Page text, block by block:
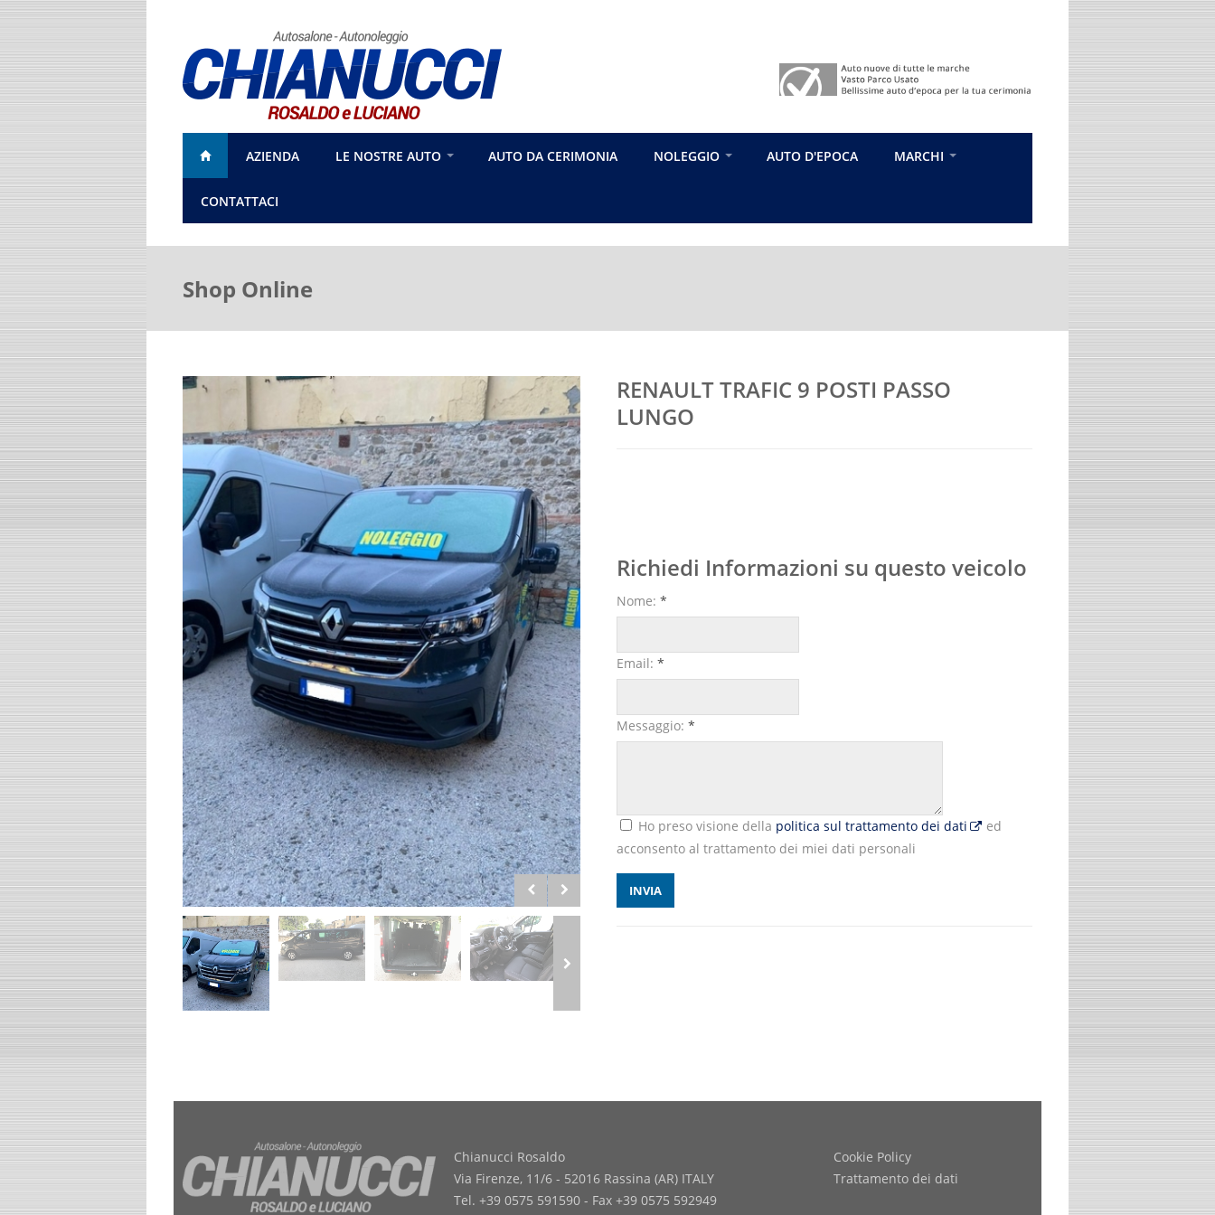
AZIENDA LE NOSTRE AUTO AUTO DA CERIMONIA NOLEGGIO AUTO D'EPOCA MARCHI
CONTATTACI
Shop Online
RENAULT TRAFIC 9 POSTI PASSO
LUNGO
Richiedi Informazioni su questo veicolo
Nome: *
Email: *
Messaggio: *
Ho preso visione della politica sul trattamento dei dati
ed
acconsento al trattamento dei miei dati personali
Chianucci Rosaldo
Via Firenze, 11/6 - 52016 Rassina (AR) ITALY
Tel. +39 0575 591590 - Fax +39 0575 592949
Cookie Policy
Trattamento dei dati